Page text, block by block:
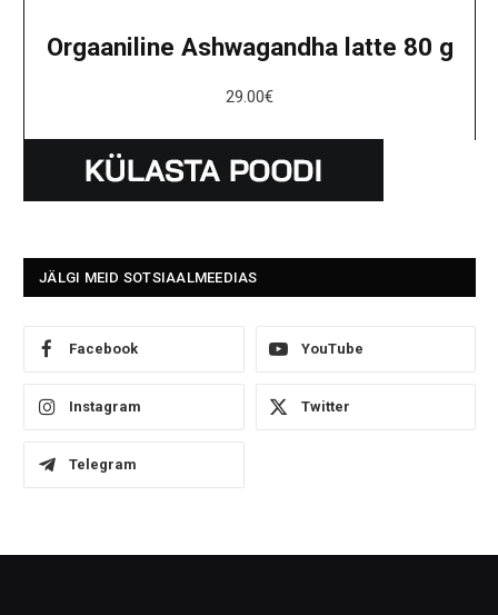
Orgaaniline Ashwagandha latte 80 g
29.00€
JÄLGI MEID SOTSIAALMEEDIAS
Facebook YouTube
Instagram Twitter
Telegram